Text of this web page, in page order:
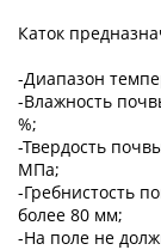
Каток
-Диапазон
-Влажность
%;
-Твердость
МПа;
-Гребнистость
более 80 мм;
-На поле не